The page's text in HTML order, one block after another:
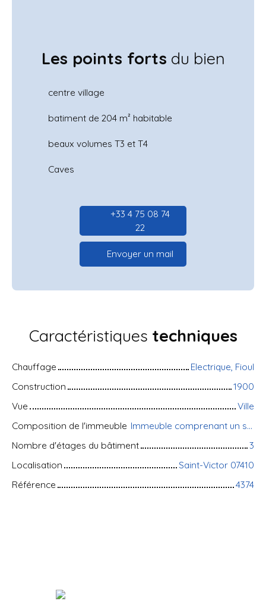
Les points forts du bien
centre village
batiment de 204 m² habitable
beaux volumes T3 et T4
Caves
+33 4 75 08 74
22
Envoyer un mail
Caractéristiques techniques
Chauffage
Electrique, Fioul
Construction
1900
Vue
Ville
Composition de l'immeuble
Immeuble comprenant un studio, un grand T4 en duplex, et un grand T3 en duplex
Nombre d'étages du bâtiment
3
Localisation
Saint-Victor 07410
Référence
4374